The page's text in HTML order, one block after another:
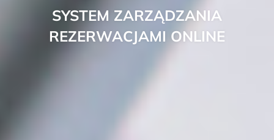
SYSTEM ZARZĄDZANIA
REZERWACJAMI ONLINE